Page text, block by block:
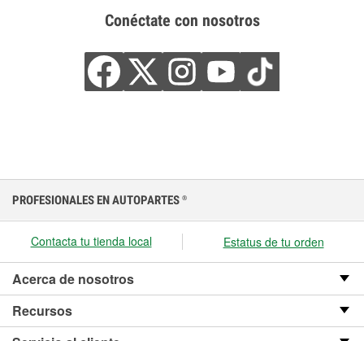
Conéctate con nosotros
PROFESIONALES EN AUTOPARTES ®
Contacta tu tienda local Estatus de tu orden
Acerca de nosotros
Recursos